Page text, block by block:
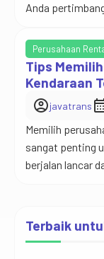
Anda
Anda.
bawaan yang
dengan
sewa
Perusahaan
Tips
Kendaraan
account_circlejavatrans
Memilih
sangat penting
berjalan lancar
periksa
membaca
Terbaik